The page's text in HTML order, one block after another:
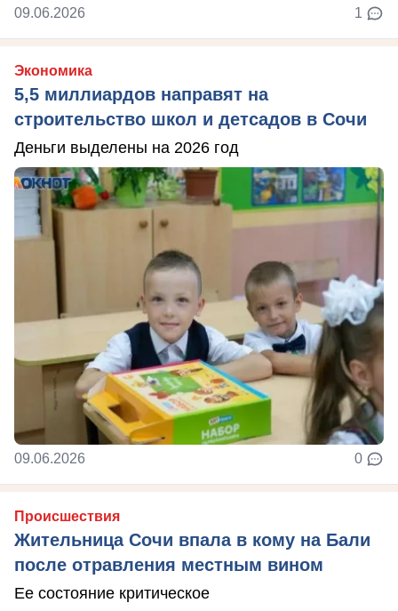
09.06.2026 1
Экономика
5,5 миллиардов направят на
строительство школ и детсадов в Сочи
Деньги выделены на 2026 год
09.06.2026 0
Происшествия
Жительница Сочи впала в кому на Бали
после отравления местным вином
Ее состояние критическое